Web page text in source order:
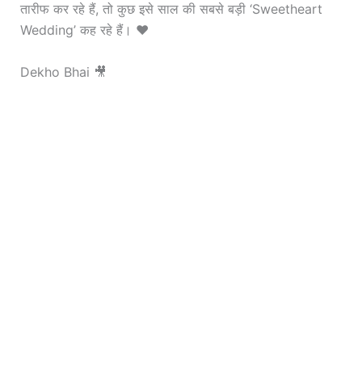
तारीफ कर रहे हैं, तो कुछ इसे साल की सबसे बड़ी ‘Sweetheart
Wedding’ कह रहे हैं। ❤️
Dekho Bhai 🎥